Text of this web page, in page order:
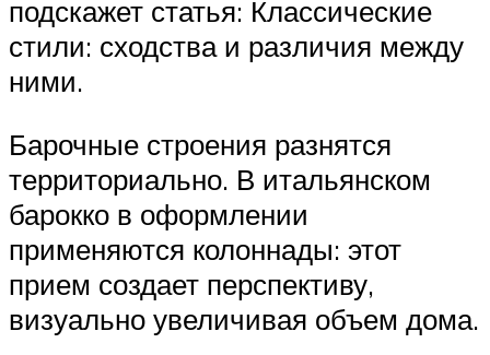
подскажет статья: Классические
стили: сходства и различия между
ними.
Барочные строения разнятся
территориально. В итальянском
барокко в оформлении
применяются колоннады: этот
прием создает перспективу,
визуально увеличивая объем дома.